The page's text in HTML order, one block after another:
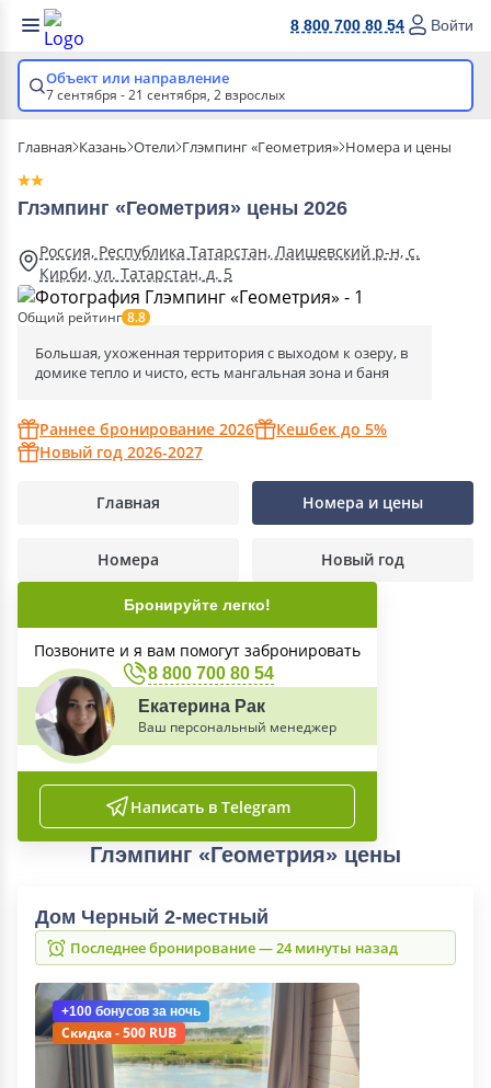
8 800 700 80 54 Войти
Объект или направление
7 сентября - 21 сентября, 2 взрослых
Главная Казань Отели Глэмпинг «Геометрия» Номера и цены
Глэмпинг «Геометрия» цены 2026
Россия, Республика Татарстан, Лаишевский р-н, с.
Кирби, ул. Татарстан, д. 5
Общий рейтинг 8.8
Большая, ухоженная территория с выходом к озеру, в
домике тепло и чисто, есть мангальная зона и баня
Раннее бронирование 2026
Кешбек до 5%
Новый год 2026-2027
Главная Номера и цены
Номера Новый год
Бронируйте легко!
Позвоните и я вам помогут забронировать
8 800 700 80 54
Екатерина Рак
Ваш персональный менеджер
Написать в Telegram
Глэмпинг «Геометрия» цены
Дом Черный 2-местный
Последнее бронирование — 24 минуты назад
+100 бонусов за ночь
Скидка - 500 RUB